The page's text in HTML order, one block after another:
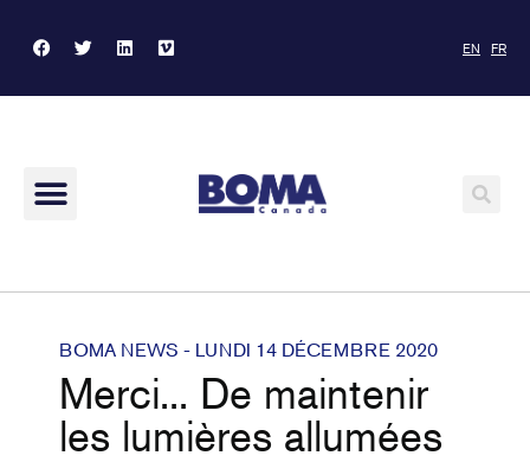
EN FR
BOMA NEWS - LUNDI 14 DÉCEMBRE 2020
Merci... De maintenir
les lumières allumées